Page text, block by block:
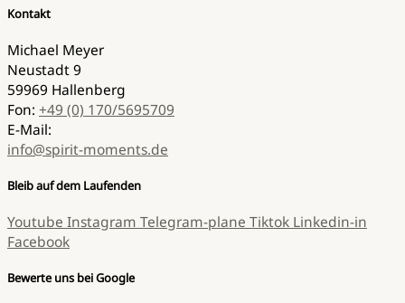
Kontakt
Michael Meyer
Neustadt 9
59969 Hallenberg
Fon: +49 (0) 170/5695709
E-Mail:
info@spirit-moments.de
Bleib auf dem Laufenden
Youtube Instagram Telegram-plane Tiktok Linkedin-in
Facebook
Bewerte uns bei Google